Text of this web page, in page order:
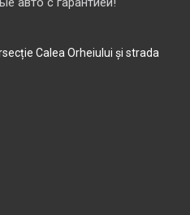
Calea Orheiului și strada